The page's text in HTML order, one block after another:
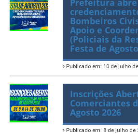
Prefeitura abre
Bombeiros
Apoio e
(Policiais da
Festa de
Inscrições
Comerciantes
Agosto 2026